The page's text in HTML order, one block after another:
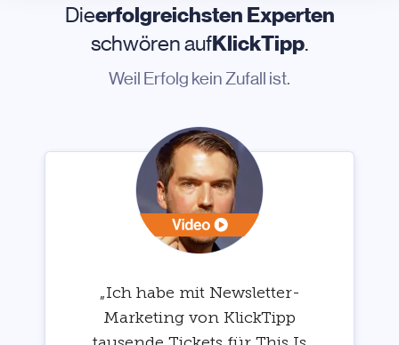
Dieerfolgreichsten Experten
schwören aufKlickTipp.
Weil Erfolg kein Zufall ist.
„Ich habe mit Newsletter-
Marketing von KlickTipp